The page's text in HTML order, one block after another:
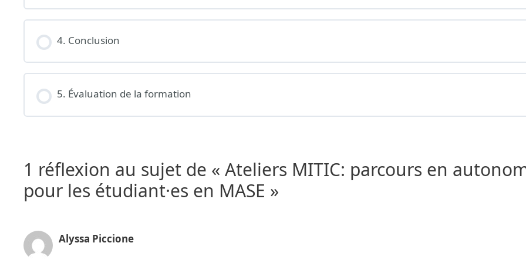
4. Conclusion
5. Évaluation de la formation
1 réflexion au sujet de « Ateliers MITIC: parcours en
pour les étudiant·es en MASE »
Alyssa Piccione